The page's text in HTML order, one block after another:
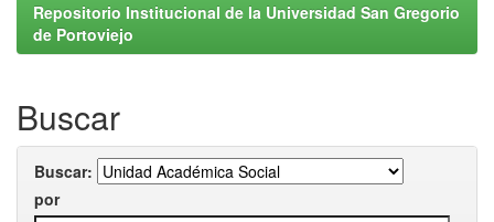
Repositorio Institucional de la Universidad San Gregorio
de Portoviejo
Buscar
Buscar:
por